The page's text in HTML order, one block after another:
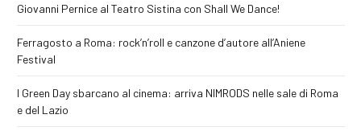
Giovanni Pernice al Teatro Sistina con Shall We Dance!
Ferragosto a Roma: rock’n’roll e canzone d’autore all’Aniene
Festival
I Green Day sbarcano al cinema: arriva NIMRODS nelle sale di Roma
e del Lazio